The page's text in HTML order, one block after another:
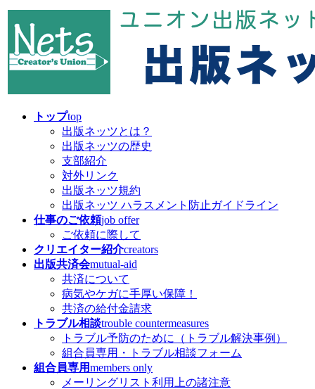
コ
ン
ン
ツ
ナ
ビ
ー
シ
トップtop
出版ネッツとは？
出版ネッツの歴史
支部紹介
対外リンク
出版ネッツ規約
出版ネッツ ハラスメント防止ガイドライン
仕事のご依頼job offer
ご依頼に際して
クリエイター紹介creators
出版共済会mutual-aid
共済について
病気やケガに手厚い保障！
共済の給付金請求
トラブル相談trouble countermeasures
トラブル予防のために（トラブル解決事例）
組合員専用・トラブル相談フォーム
組合員専用members only
メーリングリスト利用上の諸注意